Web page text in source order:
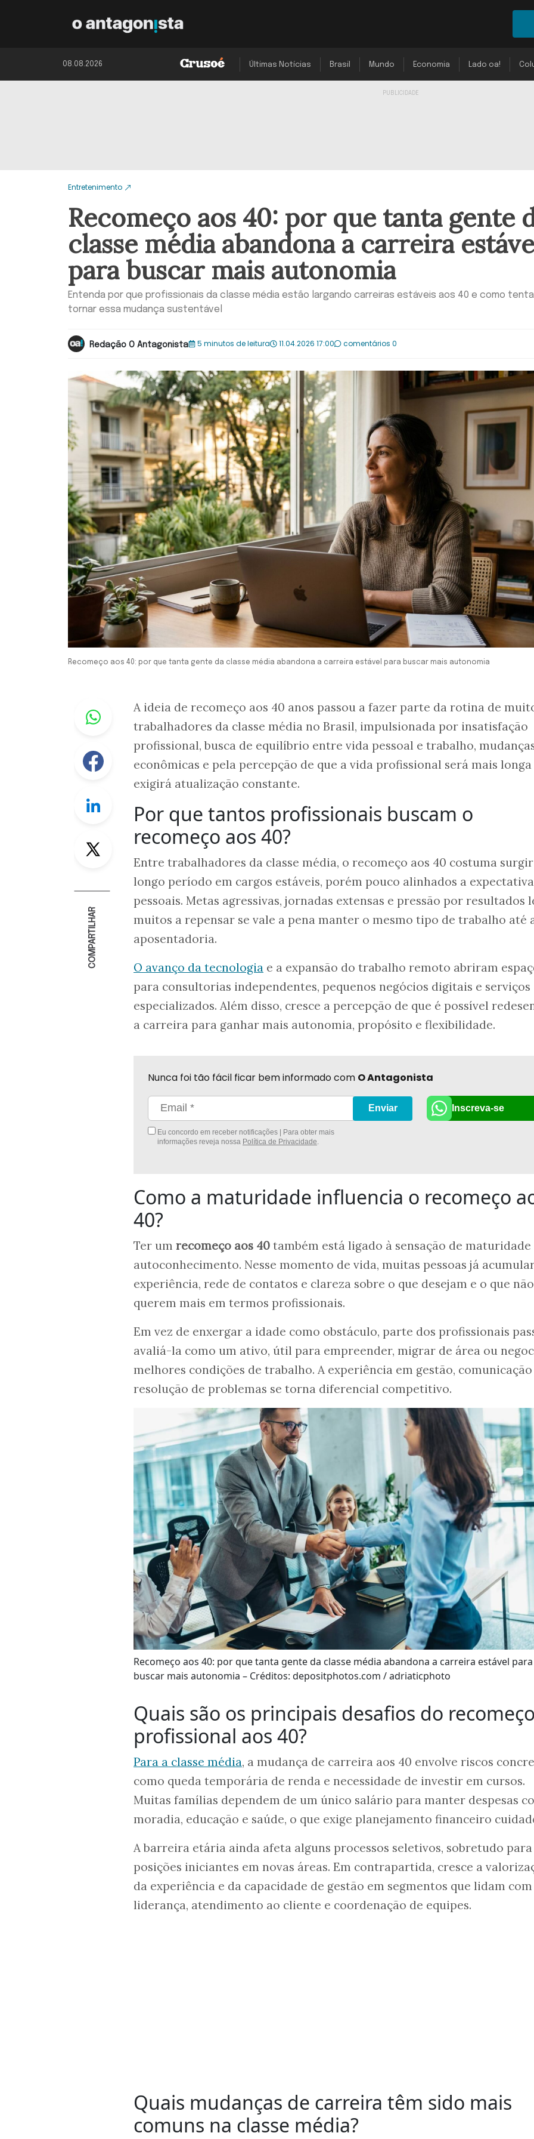
08.08.2026 Últimas Notícias Brasil Mundo Economia Lado oa!
Entretenimento
Recomeço aos 40: por que tanta gente
classe média abandona a carreira
para buscar mais autonomia
Entenda por que profissionais da classe média estão largando carreiras estáveis aos 40 e como
tornar essa mudança sustentável
Redação O Antagonista 5 minutos de leitura 11.04.2026 17:00 comentários 0
Recomeço aos 40: por que tanta gente da classe média abandona a carreira estável para buscar mais autonomia
Whastapp
Facebook
Twitter
COMPARTILHAR
A ideia de recomeço aos 40 anos passou a fazer parte da rotina de
trabalhadores da classe média no Brasil, impulsionada por insatisfação
profissional, busca de equilíbrio entre vida pessoal e trabalho,
econômicas e pela percepção de que a vida profissional será mais longa
exigirá atualização constante.
Por que tantos profissionais buscam o
recomeço aos 40?
Entre trabalhadores da classe média, o recomeço aos 40 costuma
longo período em cargos estáveis, porém pouco alinhados a
pessoais. Metas agressivas, jornadas extensas e pressão por resultados
muitos a repensar se vale a pena manter o mesmo tipo de trabalho até
aposentadoria.
O avanço da tecnologia e a expansão do trabalho remoto abriram
para consultorias independentes, pequenos negócios digitais e serviços
especializados. Além disso, cresce a percepção de que é possível
a carreira para ganhar mais autonomia, propósito e flexibilidade.
Nunca foi tão fácil ficar bem informado com O Antagonista
Eu concordo em receber notificações | Para obter mais
informações reveja nossa Política de Privacidade
Enviar Inscreva-se
Como a maturidade influencia o recomeço
40?
Ter um recomeço aos 40 também está ligado à sensação de maturidade
autoconhecimento. Nesse momento de vida, muitas pessoas já
experiência, rede de contatos e clareza sobre o que desejam e o que não
querem mais em termos profissionais.
Em vez de enxergar a idade como obstáculo, parte dos profissionais
avaliá-la como um ativo, útil para empreender, migrar de área ou
melhores condições de trabalho. A experiência em gestão, comunicação
resolução de problemas se torna diferencial competitivo.
Recomeço aos 40: por que tanta gente da classe média abandona a carreira estável para
buscar mais autonomia – Créditos: depositphotos.com / adriaticphoto
Quais são os principais desafios do recomeço
profissional aos 40?
Para a classe média, a mudança de carreira aos 40 envolve riscos
como queda temporária de renda e necessidade de investir em cursos.
Muitas famílias dependem de um único salário para manter despesas
moradia, educação e saúde, o que exige planejamento financeiro
A barreira etária ainda afeta alguns processos seletivos, sobretudo para
posições iniciantes em novas áreas. Em contrapartida, cresce a
da experiência e da capacidade de gestão em segmentos que lidam com
liderança, atendimento ao cliente e coordenação de equipes.
Quais mudanças de carreira têm sido mais
comuns na classe média?